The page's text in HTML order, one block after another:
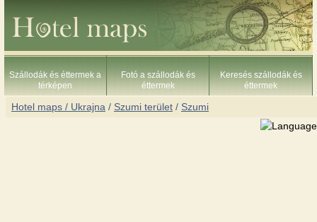
Szállodák és éttermek a
térképen
Fotó a szállodák és
éttermek
Keresés szállodák és
éttermek
Hotel maps / Ukrajna / Szumi terület / Szumi